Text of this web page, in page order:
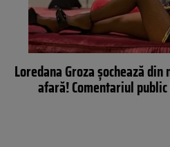
Loredana Groza șochează
afară! Comentariul